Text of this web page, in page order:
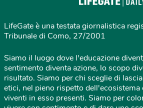
LifeGate è una testata giornalistica
Tribunale di Como, 27/2001
Siamo il luogo dove l'educazione
sentimento diventa azione, lo scopo
risultato. Siamo per chi sceglie di
etici, nel pieno rispetto
viventi in esso presenti. Siamo per